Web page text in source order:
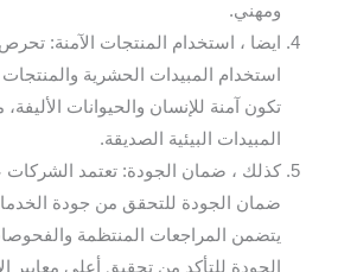
ومهني.
ايضا ، استخدام المنتجات الآمنة:
استخدام المبيدات الحشرية
تكون آمنة للإنسان والحيوانات
المبيدات البيئية الصديقة.
كذلك ، ضمان الجودة: تعتمد
ضمان الجودة للتحقق من جودة
يتضمن المراجعات المنتظمة
الجودة للتأكد من تحقيق أعلى معايير